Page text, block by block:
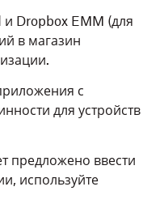
Dropbox EMM (для
в магазин
с
для устройств
предложено ввести
используйте